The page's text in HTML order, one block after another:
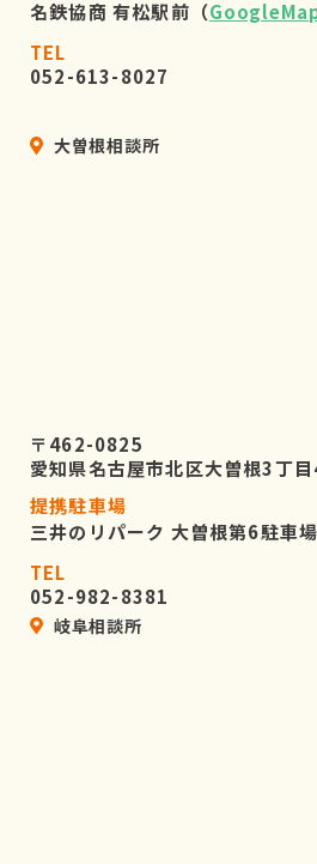
名鉄協商 有松駅前（
TEL
052-613-8027
大曽根相談所
〒462-0825
愛知県名古屋市北区大曽根3丁
提携駐車場
三井のリパーク 大曽根第6駐車
TEL
052-982-8381
岐阜相談所